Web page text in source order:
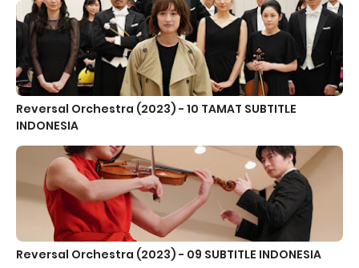
Reversal Orchestra (2023) - 10 TAMAT SUBTITLE
INDONESIA
Reversal Orchestra (2023) - 09 SUBTITLE INDONESIA